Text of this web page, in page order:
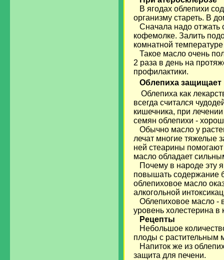
В ягодах облепихи
организму стареть. В
Сначала надо отжать
кофемолке. Залить
комнатной
Такое масло очень
2 раза в день на
профилактики.
Облепиха защищает
Облепиха как
всегда считался
кишечника, при
семян облепихи -
Обычно масло у
лечат многие тяжелые
ней стеарины
масло обладает
Почему в народе эту
повышать содержание
облепиховое масло
алкогольной
Облепиховое масло -
уровень холестерина в
Рецепты
Небольшое
плоды с растительным
Напиток же из
защита для печени.